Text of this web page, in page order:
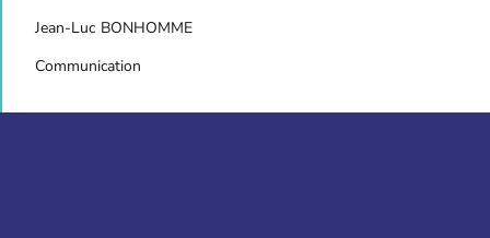
Jean-Luc BONHOMME
Communication